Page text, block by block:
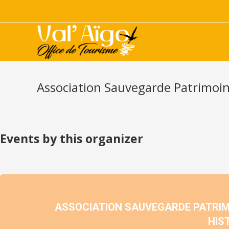
Association Sauvegarde
Events by this organizer
ASSOCIATION SAUVEGARDE